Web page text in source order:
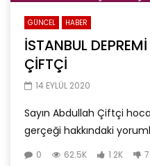
GÜNCEL HABER
İSTANBUL
ÇİFTÇİ
14 EYLÜL 2020
Sayın Abdullah Çiftçi
gerçeği hakkındaki
0 62.5K 1.2K